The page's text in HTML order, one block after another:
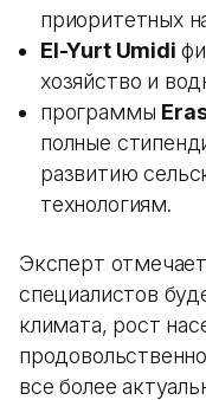
приоритетных
El-Yurt Umidi
хозяйство и
программы
полные
развитию
технологиям.
Эксперт
специалистов
климата, рост
все более